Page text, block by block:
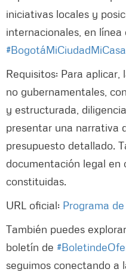
iniciativas locales y
internacionales, en
#BogotáMiCiudadMiCasa
Requisitos: Para aplicar,
no gubernamentales,
y estructurada,
presentar una narrativa
presupuesto detallado.
documentación legal en
constituidas.
URL oficial: Programa
También puedes
boletín de
seguimos conectando a